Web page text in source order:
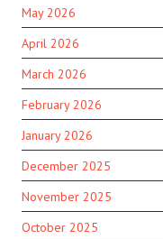
May 2026
April 2026
March 2026
February 2026
January 2026
December 2025
November 2025
October 2025